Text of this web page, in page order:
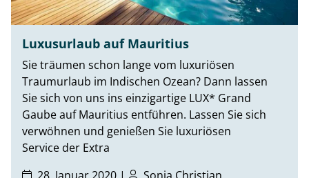
Luxusurlaub auf Mauritius
Sie träumen schon lange vom luxuriösen
Traumurlaub im Indischen Ozean? Dann lassen
Sie sich von uns ins einzigartige LUX* Grand
Gaube auf Mauritius entführen. Lassen Sie sich
verwöhnen und genießen Sie luxuriösen
Service der Extra